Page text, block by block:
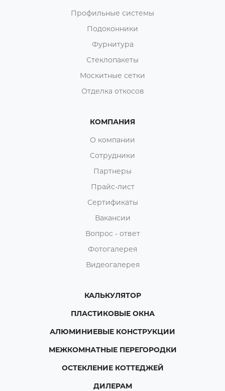
Профильные системы
Подоконники
Фурнитура
Стеклопакеты
Москитные сетки
Отделка откосов
КОМПАНИЯ
О компании
Сотрудники
Партнеры
Прайс-лист
Сертификаты
Вакансии
Вопрос - ответ
Фотогалерея
Видеогалерея
КАЛЬКУЛЯТОР
ПЛАСТИКОВЫЕ ОКНА
АЛЮМИНИЕВЫЕ КОНСТРУКЦИИ
МЕЖКОМНАТНЫЕ ПЕРЕГОРОДКИ
ОСТЕКЛЕНИЕ КОТТЕДЖЕЙ
ДИЛЕРАМ